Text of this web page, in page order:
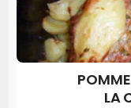
LA